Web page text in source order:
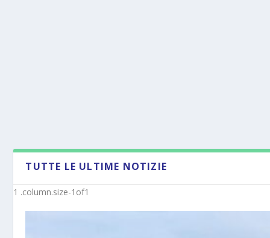
TUTTE LE ULTIME NOTIZIE